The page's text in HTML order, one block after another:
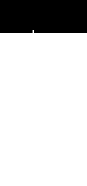
und